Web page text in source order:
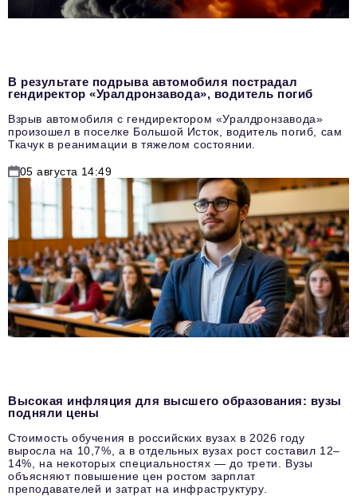
В результате подрыва автомобиля пострадал
гендиректор «Уралдронзавода», водитель погиб
Взрыв автомобиля с гендиректором «Уралдронзавода»
произошел в поселке Большой Исток, водитель погиб, сам
Ткачук в реанимации в тяжелом состоянии.
05 августа 14:49
Высокая инфляция для высшего образования: вузы
подняли цены
Стоимость обучения в российских вузах в 2026 году
выросла на 10,7%, а в отдельных вузах рост составил 12–
14%, на некоторых специальностях — до трети. Вузы
объясняют повышение цен ростом зарплат
преподавателей и затрат на инфраструктуру.